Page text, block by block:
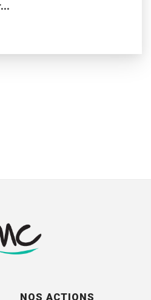
NOS ACTIONS